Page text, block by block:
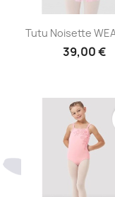
Aperçu
Tutu Noisette
39,00 €